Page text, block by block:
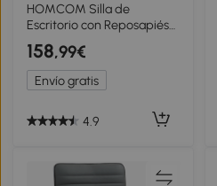
HOMCOM Silla de
Escritorio con Reposapiés
Tapizada en Borreguito con
Respaldo Reclinable
Reposacabezas Ajustable
Crema
158,99€
Envío gratis
4.9